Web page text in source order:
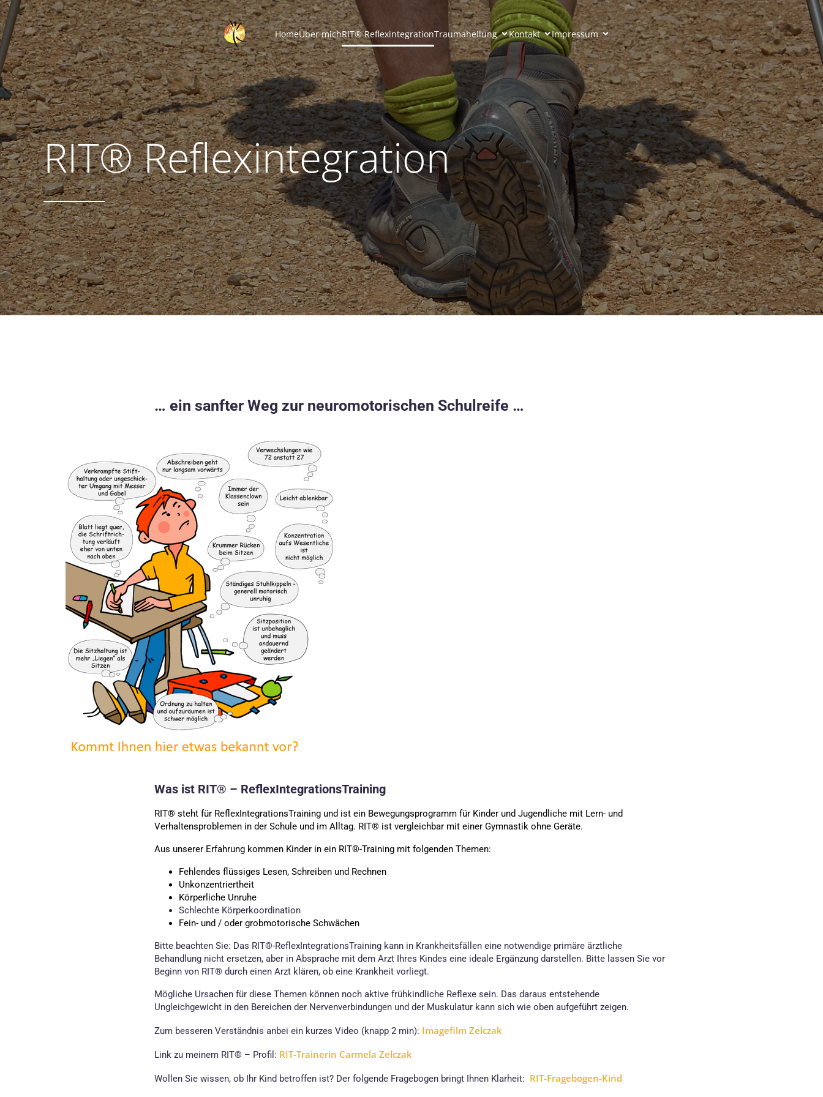
HomeÜber michRIT® ReflexintegrationTraumaheilung Kontakt Impressum
RIT® Reflexintegration
… ein sanfter Weg zur neuromotorischen Schulreife …
Was ist RIT® – ReflexIntegrationsTraining
RIT® steht für ReflexIntegrationsTraining und ist ein Bewegungsprogramm für Kinder und Jugendliche mit Lern- und
Verhaltensproblemen in der Schule und im Alltag. RIT® ist vergleichbar mit einer Gymnastik ohne Geräte.
Aus unserer Erfahrung kommen Kinder in ein RIT®-Training mit folgenden Themen:
Fehlendes flüssiges Lesen, Schreiben und Rechnen
Unkonzentriertheit
Körperliche Unruhe
Schlechte Körperkoordination
Fein- und / oder grobmotorische Schwächen
Bitte beachten Sie: Das RIT®-ReflexIntegrationsTraining kann in Krankheitsfällen eine notwendige primäre ärztliche
Behandlung nicht ersetzen, aber in Absprache mit dem Arzt Ihres Kindes eine ideale Ergänzung darstellen. Bitte lassen Sie vor
Beginn von RIT® durch einen Arzt klären, ob eine Krankheit vorliegt.
Mögliche Ursachen für diese Themen können noch aktive frühkindliche Reflexe sein. Das daraus entstehende
Ungleichgewicht in den Bereichen der Nervenverbindungen und der Muskulatur kann sich wie oben aufgeführt zeigen.
Zum besseren Verständnis anbei ein kurzes Video (knapp 2 min): Imagefilm Zelczak
Link zu meinem RIT® – Profil: RIT-Trainerin Carmela Zelczak
Wollen Sie wissen, ob Ihr Kind betroffen ist? Der folgende Fragebogen bringt Ihnen Klarheit: RIT-Fragebogen-Kind